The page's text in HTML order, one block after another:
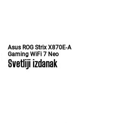
Asus ROG Strix X870E‑A
Gaming WiFi 7 Neo
Svetliji izdanak